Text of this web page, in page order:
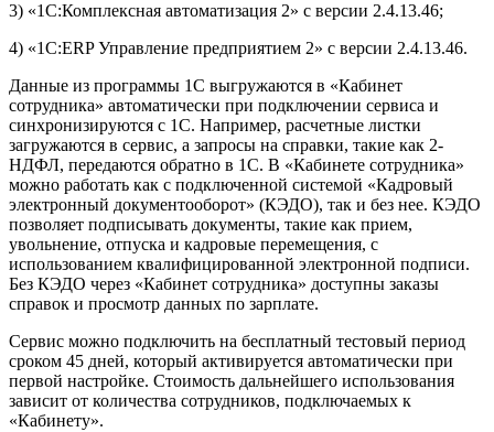
3) «1С:Комплексная автоматизация 2» с версии 2.4.13.46;
4) «1С:ERP Управление предприятием 2» с версии 2.4.13.46.
Данные из программы 1С выгружаются в «Кабинет
сотрудника» автоматически при подключении сервиса и
синхронизируются с 1С. Например, расчетные листки
загружаются в сервис, а запросы на справки, такие как 2-
НДФЛ, передаются обратно в 1С. В «Кабинете сотрудника»
можно работать как с подключенной системой «Кадровый
электронный документооборот» (КЭДО), так и без нее. КЭДО
позволяет подписывать документы, такие как прием,
увольнение, отпуска и кадровые перемещения, с
использованием квалифицированной электронной подписи.
Без КЭДО через «Кабинет сотрудника» доступны заказы
справок и просмотр данных по зарплате.
Сервис можно подключить на бесплатный тестовый период
сроком 45 дней, который активируется автоматически при
первой настройке. Стоимость дальнейшего использования
зависит от количества сотрудников, подключаемых к
«Кабинету».